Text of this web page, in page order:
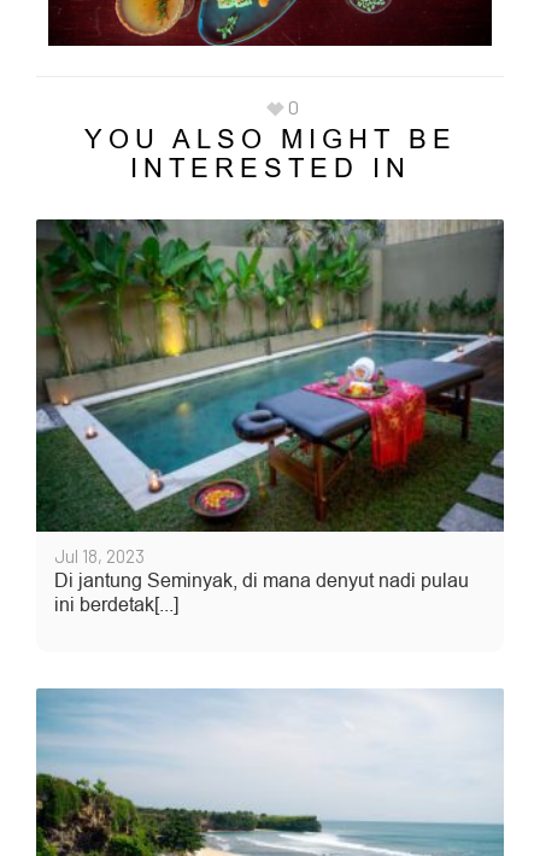
0
YOU ALSO MIGHT BE
INTERESTED IN
Jul 18, 2023
Di jantung Seminyak, di mana denyut nadi pulau
ini berdetak[...]